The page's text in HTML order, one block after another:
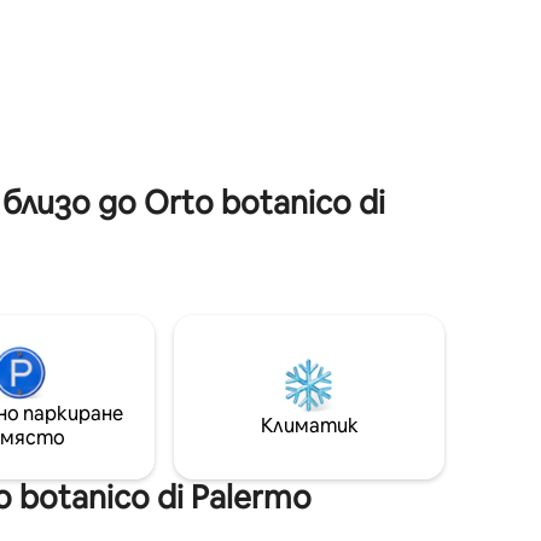
до Orto botanico di
паркиране
място
Климатик
botanico di Palermo